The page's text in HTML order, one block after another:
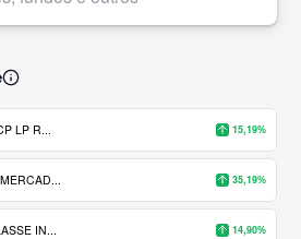
LP R... 15,19%
35,19%
IN... 14,90%